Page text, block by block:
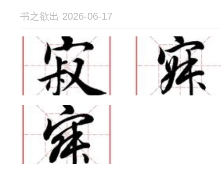
书之欲出 2026-06-17